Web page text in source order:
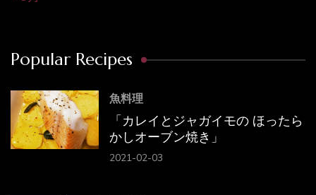
Popular Recipes
魚料理
「カレイとジャガイモの ほったら
かしオーブン焼き」
2021-02-03